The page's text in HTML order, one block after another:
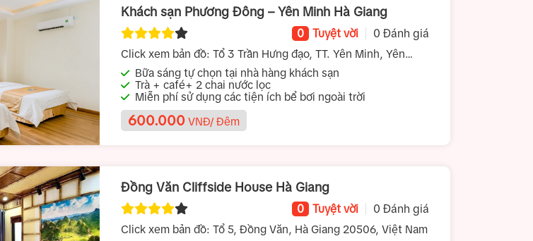
Khách sạn Phương Đông – Yên Minh Hà Giang
0 Tuyệt vời
0 Đánh giá
Click xem bản đồ: Tổ 3 Trần Hưng đạo, TT. Yên Minh, Yên
Minh, Hà Giang
Bữa sáng tự chọn tại nhà hàng khách sạn
Trà + café+ 2 chai nước lọc
Miễn phí sử dụng các tiện ích bể bơi ngoài trời
600.000 VNĐ/ Đêm
Đồng Văn Cliffside House Hà Giang
0 Tuyệt vời
0 Đánh giá
Click xem bản đồ: Tổ 5, Đồng Văn, Hà Giang 20506, Việt Nam